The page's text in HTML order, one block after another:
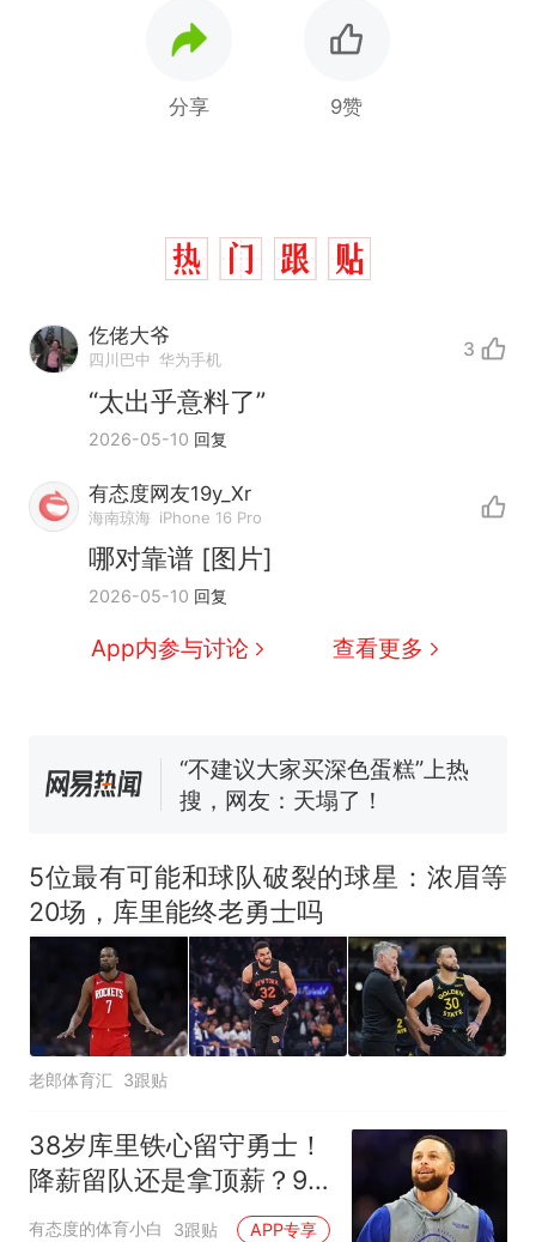
分享 9赞
仡佬大爷
四川巴中 华为手机 3
“太出乎意料了”
2026-05-10 回复
有态度网友19y_Xr
海南琼海 iPhone 16 Pro
哪对靠谱 [图片]
2026-05-10 回复
App内参与讨论 查看更多
热
那个在床头放菜刀的女孩，
因老师一句“跟我回家”改写了
人生
新
搬家报价570元，搬到楼下
交5060元才肯搬上楼！女子傻
眼了……
空调24小时开着反而更省电？
已叫停招聘，成立调查组全面
核查
“不建议大家买深色蛋糕”上热
搜，网友：天塌了！
汁，致多名乘客在飞行途中排
队上厕所！乘客：机上100多
人只有2个厕所；客服回应：并
非每架飞机都会发放西梅汁
热
那个在床头放菜刀的女孩，
因老师一句“跟我回家”改写了
人生
5位最有可能和球队破裂的球星：浓眉等
20场，库里能终老勇士吗
老郎体育汇 3跟贴
38岁库里铁心留守勇士！
降薪留队还是拿顶薪？9
月见分晓
有态度的体育小白 3跟贴 APP专享